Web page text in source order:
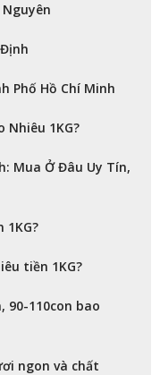
Phố Hồ Chí Minh
Nhiêu 1KG?
Mua Ở Đâu Uy Tín,
1KG?
tiền 1KG?
90-110con bao
ngon và chất